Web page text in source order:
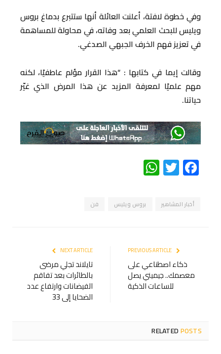
وفي خطوة لافتة، أعلنت العائلة أنها ستتبرع بدماغ بروس
ويليس للبحث العلمي بعد وفاته، في محاولة للمساهمة
في تعزيز فهم الخرف الجبهي الصدغي.
وقالت إيما في كتابها : “هذا القرار مؤلم عاطفيًا، لكنه
مهم علميًا لمعرفة المزيد عن هذا المرض الذي غيّر
حياتنا.
Facebook
Twitter
WhatsApp
أخبار المشاهير بروس ويليس فن
ذكاء اصطناعي على
معصمك.. جيميني يصل
للساعات الذكية
NEXT ARTICLE
تايلاند تجلي مرضى
بالطائرات بعد تفاقم
الفيضانات وارتفاع عدد
الضحايا إلى 33
RELATEDPOSTS